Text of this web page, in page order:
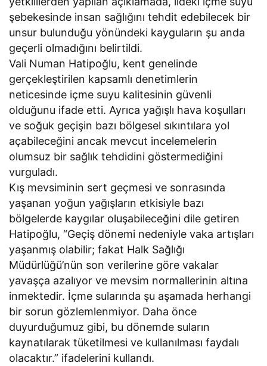
şebekesinde insan sağlığını tehdit edebilecek bir
unsur bulunduğu yönündeki kayguların şu anda
geçerli olmadığını belirtildi.
Vali Numan Hatipoğlu, kent genelinde
gerçekleştirilen kapsamlı denetimlerin
neticesinde içme suyu kalitesinin güvenli
olduğunu ifade etti. Ayrıca yağışlı hava koşulları
ve soğuk geçişin bazı bölgesel sıkıntılara yol
açabileceğini ancak mevcut incelemelerin
olumsuz bir sağlık tehdidini göstermediğini
vurguladı.
Kış mevsiminin sert geçmesi ve sonrasında
yaşanan yoğun yağışların etkisiyle bazı
bölgelerde kaygılar oluşabileceğini dile getiren
Hatipoğlu, “Geçiş dönemi nedeniyle vaka artışları
yaşanmış olabilir; fakat Halk Sağlığı
Müdürlüğü’nün son verilerine göre vakalar
yavaşça azalıyor ve mevsim normallerinin altına
inmektedir. İçme sularında şu aşamada herhangi
bir sorun gözlemlenmiyor. Daha önce
duyurduğumuz gibi, bu dönemde suların
kaynatılarak tüketilmesi ve kullanılması faydalı
olacaktır.” ifadelerini kullandı.